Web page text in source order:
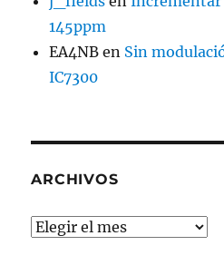
145ppm
EA4NB en Sin
IC7300
ARCHIVOS
Archivos